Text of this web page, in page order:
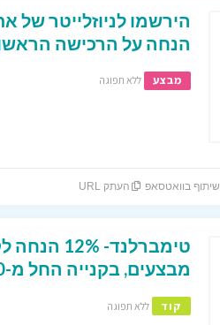
הנחה על הרכישה
מבצע ללא תפוגה
שיתוף בוואטסאפ העתק URL
מבצעים, בקנייה החל מ-200 ₪ ומעלה
קוד ללא תפוגה